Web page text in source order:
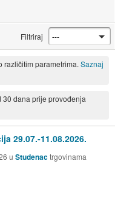
Filtriraj
različitim parametrima. Saznaj
dana prije provođenja
29.07.-11.08.2026.
u Studenactrgovinama